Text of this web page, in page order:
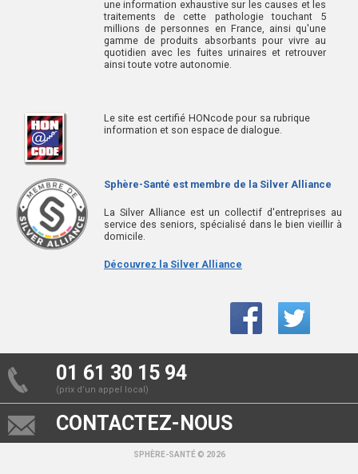
une information exhaustive sur les causes et les
traitements de cette pathologie touchant 5
millions de personnes en France, ainsi qu'une
gamme de produits absorbants pour vivre au
quotidien avec les fuites urinaires et retrouver
ainsi toute votre autonomie.
Le site est certifié HONcode pour sa rubrique
information et son espace de dialogue.
Sphère-Santé est membre de la Silver Alliance
La Silver Alliance est un collectif d'entreprises au
service des seniors, spécialisé dans le bien vieillir à
domicile.
Découvrez la Silver Alliance
01 61 30 15 94
(prix d’un appel local)
CONTACTEZ-NOUS
SPHÈRE-SANTÉ © 2026